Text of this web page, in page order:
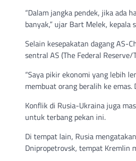
“Dalam jangka pendek, jika
banyak,” ujar Bart Melek,
Selain kesepakatan dagang AS-
sentral AS (The Federal Reserve/
“Saya pikir ekonomi yang lebih
membuat orang beralih ke
Konflik di Rusia-Ukraina juga
untuk terbang pekan ini.
Di tempat lain, Rusia
Dnipropetrovsk, tempat Kremlin